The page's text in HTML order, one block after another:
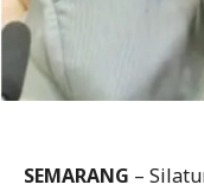
SEMARANG –